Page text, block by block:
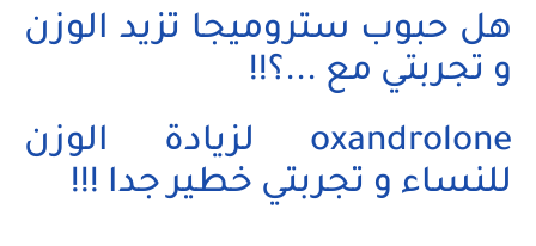
هل حبوب ستروميجا تزيد الوزن
و تجربتي مع ...؟!!
oxandrolone لزيادة الوزن
للنساء و تجربتي خطير جدا !!!